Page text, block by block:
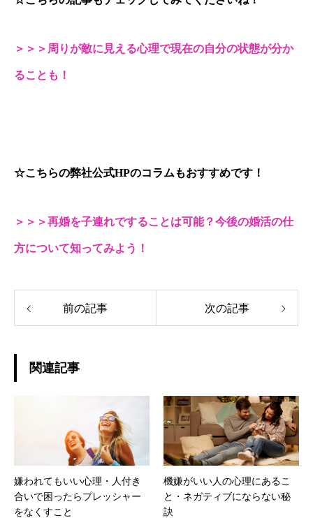
＞＞＞周りが敵に見える心理で現在の自分の状態が分か
ることも！
☆こちらの弊社公式HPのコラムもおすすめです！
＞＞＞再婚を子連れですることは可能？今後の婚活の仕
方について知ってみよう！
前の記事 次の記事
関連記事
嫌われてもいい心理・人付き
合いで困ったらプレッシャー
をなくすこと
機嫌がいい人の心理にあるこ
と・ネガティブにならない秘
訣